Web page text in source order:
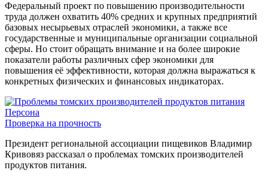
Федеральный проект по повышению производительности
труда должен охватить 40% средних и крупных предприятий
базовых несырьевых отраслей экономики, а также все
государственные и муниципальные организации социальной
сферы. Но стоит обращать внимание и на более широкие
показатели работы различных сфер экономики для
повышения её эффективности, которая должна выражаться к
конкретных физических и финансовых индикаторах.
Персона
Проверка на прочность
Президент региональной ассоциации пищевиков Владимир
Кривовяз рассказал о проблемах томских производителей
продуктов питания.